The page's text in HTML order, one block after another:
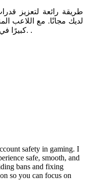
لديك مجانًا. مع اللاعب
كبيرًا في دوري نهاية الأسبوع ومنافسات الدوريات. .
safety in gaming. I
safe, smooth, and
bans and fixing
so you can focus on